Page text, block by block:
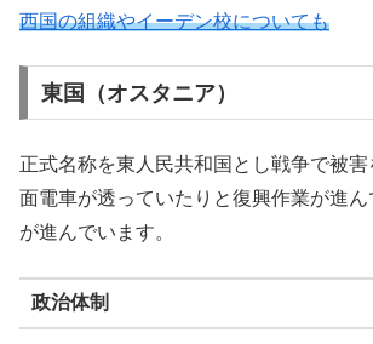
西国の組織やイーデン校についても
東国（オスタニア）
正式名称を東人民共和国とし戦争で被
面電車が透っていたりと復興作業が進
が進んでいます。
政治体制